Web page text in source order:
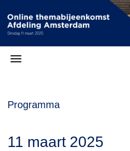
Programma
11 maart 2025